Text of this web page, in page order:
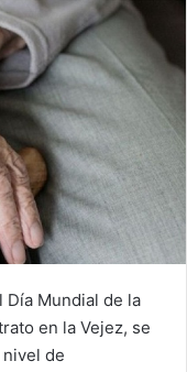
Día Mundial de la
en la Vejez, se
de